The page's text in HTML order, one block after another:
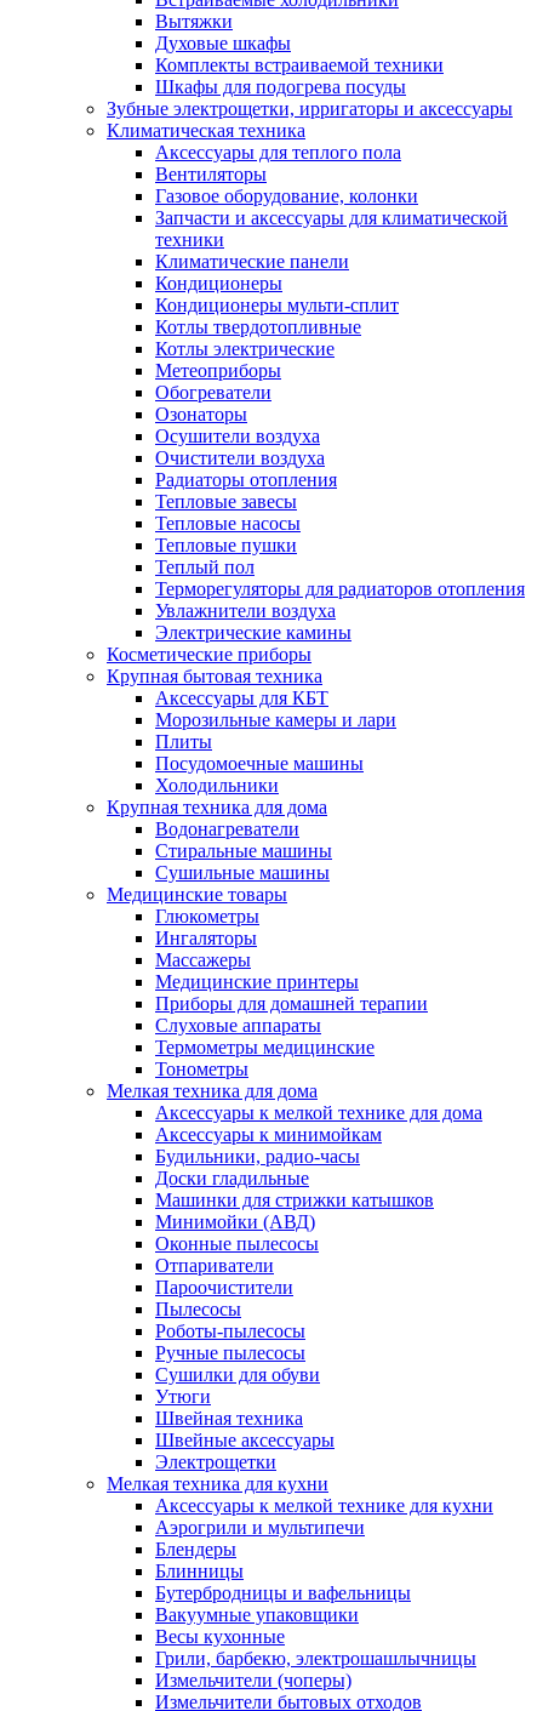
Вытяжки
Духовые шкафы
Комплекты встраиваемой техники
Шкафы для подогрева посуды
Зубные электрощетки, ирригаторы и аксессуары
Климатическая техника
Аксессуары для теплого пола
Вентиляторы
Газовое оборудование, колонки
Запчасти и аксессуары для климатической
техники
Климатические панели
Кондиционеры
Кондиционеры мульти-сплит
Котлы твердотопливные
Котлы электрические
Метеоприборы
Обогреватели
Озонаторы
Осушители воздуха
Очистители воздуха
Радиаторы отопления
Тепловые завесы
Тепловые насосы
Тепловые пушки
Теплый пол
Терморегуляторы для радиаторов отопления
Увлажнители воздуха
Электрические камины
Косметические приборы
Крупная бытовая техника
Аксессуары для КБТ
Морозильные камеры и лари
Плиты
Посудомоечные машины
Холодильники
Крупная техника для дома
Водонагреватели
Стиральные машины
Сушильные машины
Медицинские товары
Глюкометры
Ингаляторы
Массажеры
Медицинские принтеры
Приборы для домашней терапии
Слуховые аппараты
Термометры медицинские
Тонометры
Мелкая техника для дома
Аксессуары к мелкой технике для дома
Аксессуары к минимойкам
Будильники, радио-часы
Доски гладильные
Машинки для стрижки катышков
Минимойки (АВД)
Оконные пылесосы
Отпариватели
Пароочистители
Пылесосы
Роботы-пылесосы
Ручные пылесосы
Сушилки для обуви
Утюги
Швейная техника
Швейные аксессуары
Электрощетки
Мелкая техника для кухни
Аксессуары к мелкой технике для кухни
Аэрогрили и мультипечи
Блендеры
Блинницы
Бутербродницы и вафельницы
Вакуумные упаковщики
Весы кухонные
Грили, барбекю, электрошашлычницы
Измельчители (чоперы)
Измельчители бытовых отходов